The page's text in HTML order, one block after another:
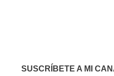
SUSCRÍBETE A MI